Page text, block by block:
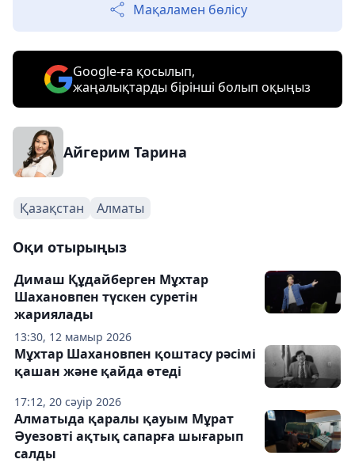
Мақаламен бөлісу
Google-ға қосылып,
жаңалықтарды бірінші болып оқыңыз
Айгерим Тарина
Қазақстан Алматы
Оқи отырыңыз
13:30, 12 мамыр 2026
Димаш Құдайберген Мұхтар
Шахановпен түскен суретін
жариялады
17:12, 20 сәуір 2026
Мұхтар Шахановпен қоштасу рәсімі
қашан және қайда өтеді
Алматыда қаралы қауым Мұрат
Әуезовті ақтық сапарға шығарып
салды